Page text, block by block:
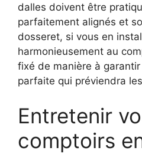
dalles doivent être
parfaitement alignés et
dosseret, si vous en
harmonieusement au
fixé de manière à
parfaite qui préviendra
Entretenir
comptoirs